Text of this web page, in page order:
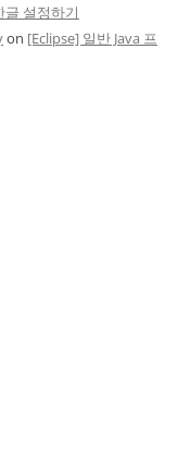
설정하기
on [Eclipse] 일반 Java 프